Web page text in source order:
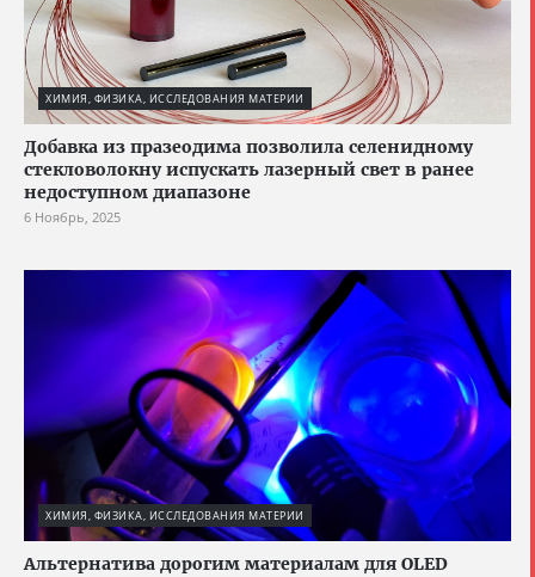
ХИМИЯ, ФИЗИКА, ИССЛЕДОВАНИЯ МАТЕРИИ
Добавка из празеодима позволила селенидному
стекловолокну испускать лазерный свет в ранее
недоступном диапазоне
6 Ноябрь, 2025
ХИМИЯ, ФИЗИКА, ИССЛЕДОВАНИЯ МАТЕРИИ
Альтернатива дорогим материалам для OLED